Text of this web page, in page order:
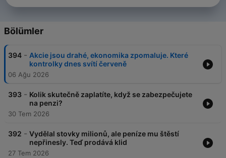
Bölümler
394 - Akcie jsou drahé, ekonomika zpomaluje. Které
kontrolky dnes svítí červeně
06 Ağu 2026
393 - Kolik skutečně zaplatíte, když se zabezpečujete
na penzi?
30 Tem 2026
392 - Vydělal stovky milionů, ale peníze mu štěstí
nepřinesly. Teď prodává klid
27 Tem 2026